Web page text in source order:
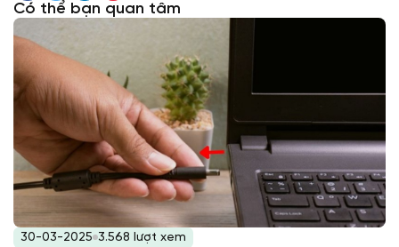
Có thể bạn quan tâm
30-03-2025 3.568 lượt xem